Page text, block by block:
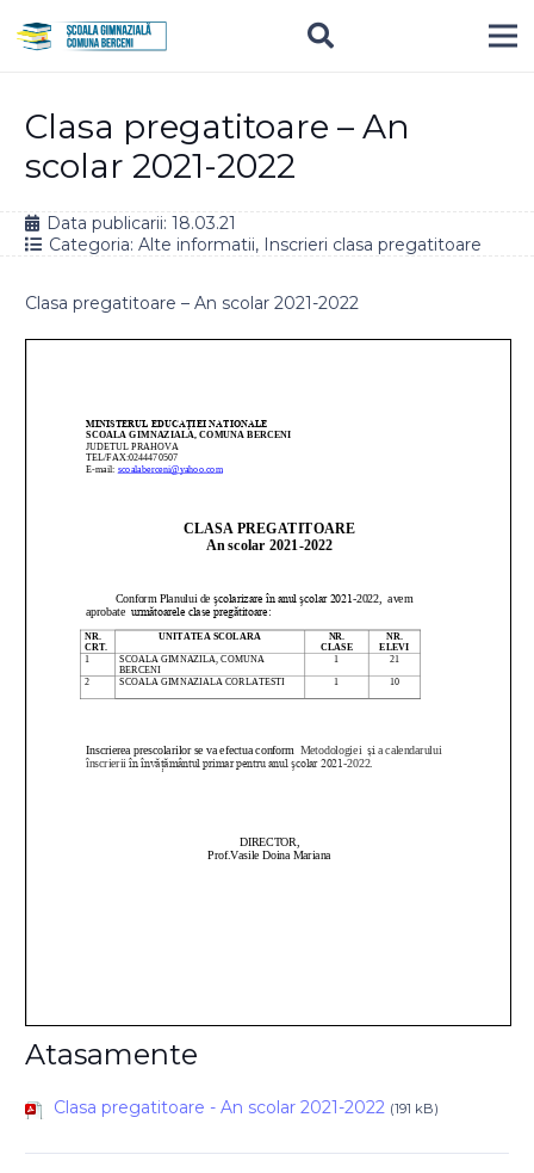
Clasa pregatitoare – An
scolar 2021-2022
Data publicarii: 18.03.21
Categoria: Alte informatii, Inscrieri clasa pregatitoare
Clasa pregatitoare – An scolar 2021-2022
Atasamente
Clasa pregatitoare - An scolar 2021-2022 (191 kB)